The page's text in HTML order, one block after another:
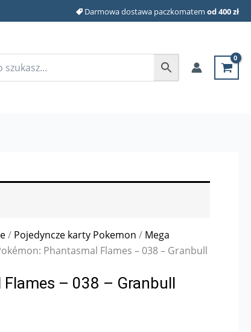
Darmowa dostawa paczkomatem od 400 zł
/ Pojedyncze karty Pokemon / Mega
Phantasmal Flames – 038 – Granbull
– 038 – Granbull